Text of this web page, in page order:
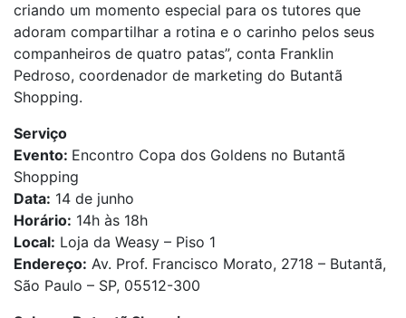
criando um momento especial para os tutores que
adoram compartilhar a rotina e o carinho pelos seus
companheiros de quatro patas”, conta Franklin
Pedroso, coordenador de marketing do Butantã
Shopping.
Serviço
Evento: Encontro Copa dos Goldens no Butantã
Shopping
Data: 14 de junho
Horário: 14h às 18h
Local: Loja da Weasy – Piso 1
Endereço: Av. Prof. Francisco Morato, 2718 – Butantã,
São Paulo – SP, 05512-300